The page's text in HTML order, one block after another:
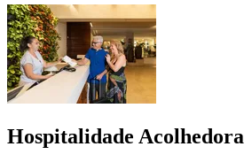
Hospitalidade Acolhedora